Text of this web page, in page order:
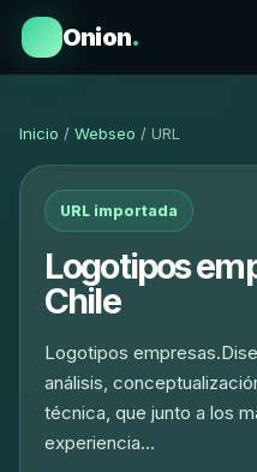
Onion.
Inicio / Webseo / URL
URL importada
Logotipos
Chile
Logotipos
análisis,
técnica, que junto a los
experiencia…